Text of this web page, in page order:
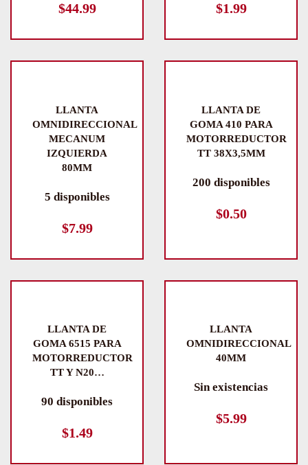
$44.99 $1.99
LLANTA
OMNIDIRECCIONAL
MECANUM
IZQUIERDA
80MM
5 disponibles
$7.99
LLANTA DE
GOMA 410 PARA
MOTORREDUCTOR
TT 38X3,5MM
200 disponibles
$0.50
LLANTA DE
GOMA 6515 PARA
MOTORREDUCTOR
TT Y N20…
90 disponibles
$1.49
LLANTA
OMNIDIRECCIONAL
40MM
Sin existencias
$5.99